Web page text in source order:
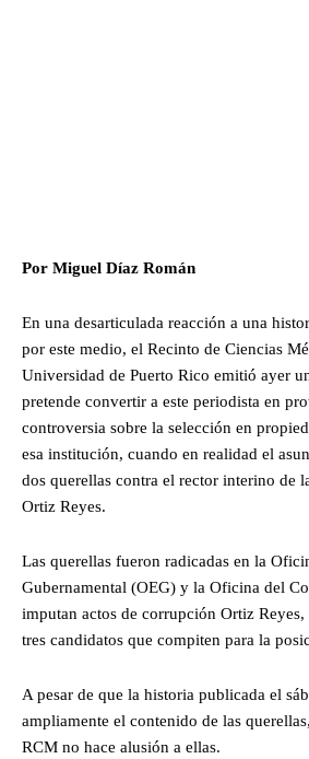
Por Miguel Díaz Román
En una desarticulada reacción a una
por este medio, el Recinto de Ciencias
Universidad de Puerto Rico emitió ayer
pretende convertir a este periodista en
controversia sobre la selección en
esa institución, cuando en realidad el
dos querellas contra el rector interino de
Ortiz Reyes.
Las querellas fueron radicadas en la
Gubernamental (OEG) y la Oficina del
imputan actos de corrupción Ortiz
tres candidatos que compiten para la
A pesar de que la historia publicada el
ampliamente el contenido de las
RCM no hace alusión a ellas.